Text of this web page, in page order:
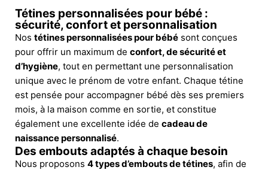
Tétines personnalisées pour bébé :
sécurité, confort et personnalisation
Nos tétines personnalisées pour bébé sont conçues
pour offrir un maximum de confort, de sécurité et
d’hygiène, tout en permettant une personnalisation
unique avec le prénom de votre enfant. Chaque tétine
est pensée pour accompagner bébé dès ses premiers
mois, à la maison comme en sortie, et constitue
également une excellente idée de cadeau de
naissance personnalisé.
Des embouts adaptés à chaque besoin
Nous proposons 4 types d’embouts de tétines, afin de